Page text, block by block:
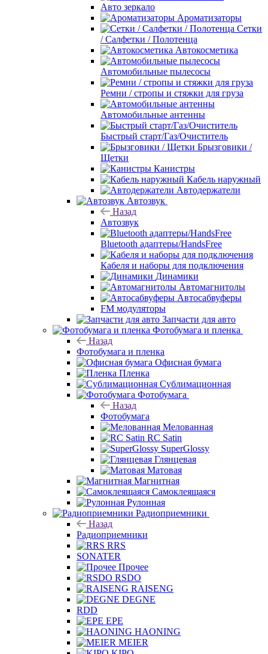
Авто зеркало
Ароматизаторы
Сетки
/ Салфетки / Полотенца
Автокосметика
Автомобильные пылесосы
Ремни / стропы и стяжки для груза
Автомобильные антенны
Быстрый старт/Газ/Очиститель
Брызговики /
Щетки
Канистры
Кабель наружный
Автодержатели
Автозвук
Назад
Автозвук
Bluetooth адаптеры/HandsFree
Кабеля и наборы для подключения
Динамики
Автомагнитолы
Автосабвуферы
FM модуляторы
Запчасти для авто
Фотобумага и пленка
Назад
Фотобумага и пленка
Офисная бумага
Пленка
Сублимационная
Фотобумага
Назад
Фотобумага
Мелованная
RC Satin
SuperGlossy
Глянцевая
Матовая
Магнитная
Самоклеящаяся
Рулонная
Радиоприемники
Назад
Радиоприемники
RRS
SONATER
Прочее
RSDO
RAISENG
DEGNE
RDD
EPE
HAONING
MEIER